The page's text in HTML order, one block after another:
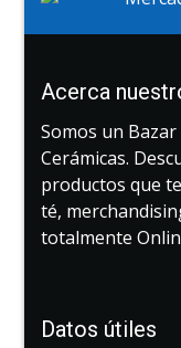
Acerca
Somos un
Cerámicas.
productos que
té,
totalmente
Datos útiles